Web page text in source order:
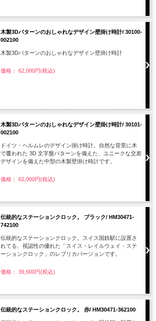
木製3Dパターンのおしゃれなデザイン壁掛け時計/ 30100-
002100
木製3Dパターンのおしゃれなデザイン壁掛け時計
価格： 62,000円(税込)
木製3Dパターンのおしゃれなデザイン壁掛け時計/ 30101-
002100
ドイツ・ヘルムレのデザイン掛け時計。自然な背景に木
で覆われた 3D 文字盤パターンを備えた、ユニークな交差
デザインを備えた中型の木製壁掛け時計です。
価格： 62,000円(税込)
伝統的なステーションクロック。 ブラック/ HM30471-
742100
伝統的なステーションクロック。スイス国鉄駅に設置さ
れてる、視認性の優れた「スイス・レイルウェイ・ステ
ーションクロック」のレプリカバージョンです。
価格： 39,600円(税込)
伝統的なステーションクロック。 赤/ HM30471-362100